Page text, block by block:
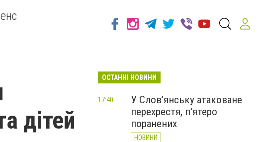
дітей
ОСТАННІ НОВИНИ
У Слов’янську атаковане
перехрестя, п'ятеро
поранених
НОВИНИ
17:40